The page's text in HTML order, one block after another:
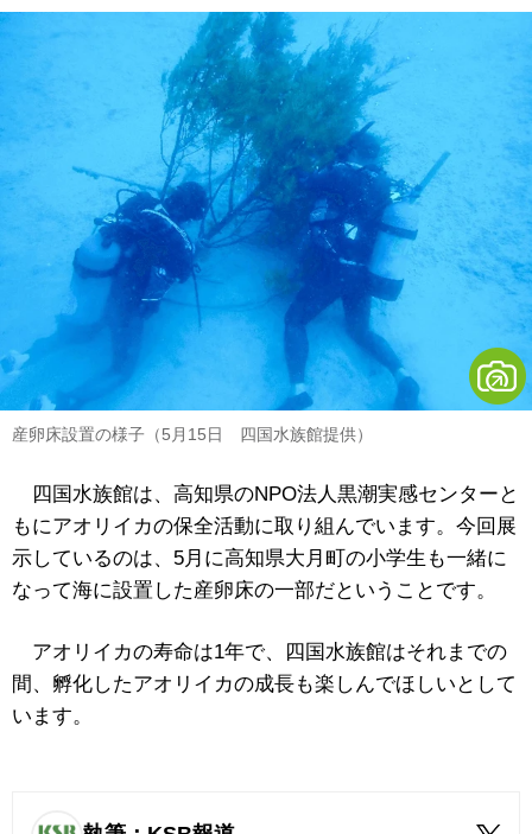
産卵床設置の様子（5月15日 四国水族館提供）
四国水族館は、高知県のNPO法人黒潮実感センターと
もにアオリイカの保全活動に取り組んでいます。今回展
示しているのは、5月に高知県大月町の小学生も一緒に
なって海に設置した産卵床の一部だということです。
アオリイカの寿命は1年で、四国水族館はそれまでの
間、孵化したアオリイカの成長も楽しんでほしいとして
います。